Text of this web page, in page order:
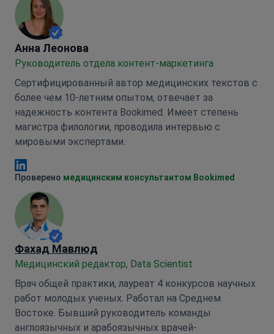
Анна Леонова
Анна Леонова
Руководитель отдела контент-маркетинга
Сертифицированный автор медицинских текстов с
более чем 10-летним опытом, отвечает за
надежность контента Bookimed. Имеет степень
магистра филологии, проводила интервью с
мировыми экспертами.
Анна Леонова Linkedin
Проверено медицинским консультантом Bookimed
Фахад Мавлюд
Медицинский редактор, Data Scientist
Врач общей практики, лауреат 4 конкурсов научных
работ молодых ученых. Работал на Среднем
Востоке. Бывший руководитель команды
англоязычных и арабоязычных врачей-